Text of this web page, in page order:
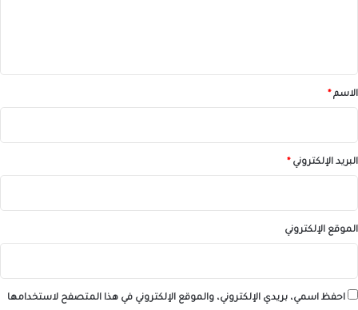
*الاسم *
البريد الإلكتروني *
الموقع الإلكتروني
احفظ اسمي، بريدي الإلكتروني، والموقع الإلكتروني في هذا المتصفح لاستخدامها